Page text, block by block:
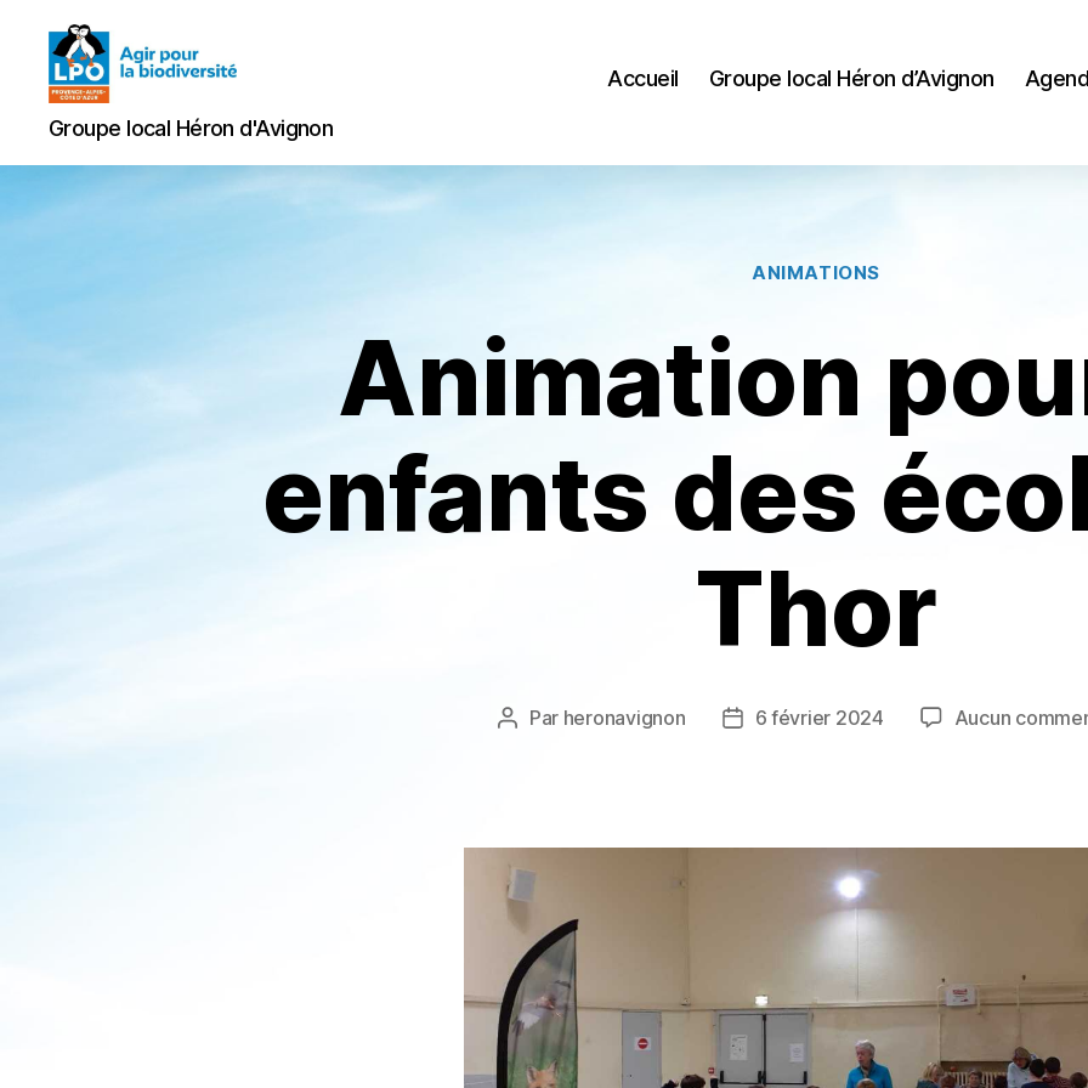
Groupe
local
Héron
Groupe local Héron d'Avignon
Accueil Groupe local Héron d’Avignon
Catégories
ANIMATIONS
Animation
enfants des
Thor
Auteur
Par heronavignon
Date6 février 2024 Aucun